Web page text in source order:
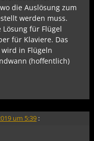
die Auslösung zum
werden muss.
für Flügel
für Klaviere. Das
wird in Flügeln
(hoffentlich)
um 5:39 :